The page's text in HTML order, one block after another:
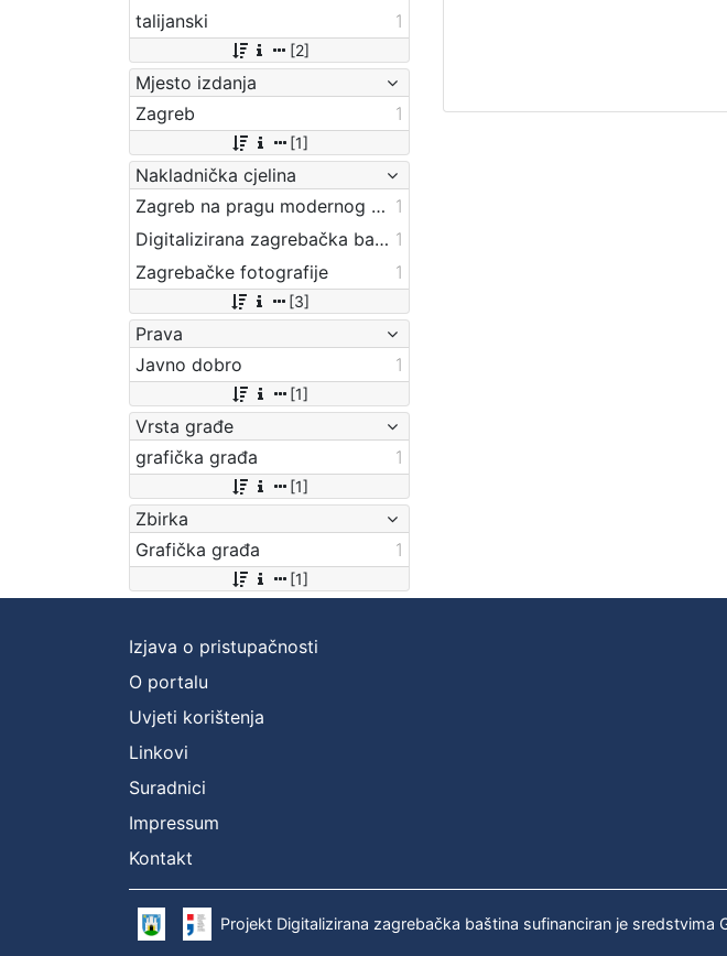
talijanski
1
[2]
Mjesto izdanja
Zagreb
1
[1]
Nakladnička cjelina
Zagreb na pragu modernog doba 1
Digitalizirana zagrebačka baština 1
Zagrebačke fotografije
1
[3]
Prava
Javno dobro
1
[1]
Vrsta građe
grafička građa
1
[1]
Zbirka
Grafička građa
1
[1]
Izjava o pristupačnosti
O portalu
Uvjeti korištenja
Linkovi
Suradnici
Impressum
Kontakt
Projekt Digitalizirana zagrebačka baština sufinanciran je